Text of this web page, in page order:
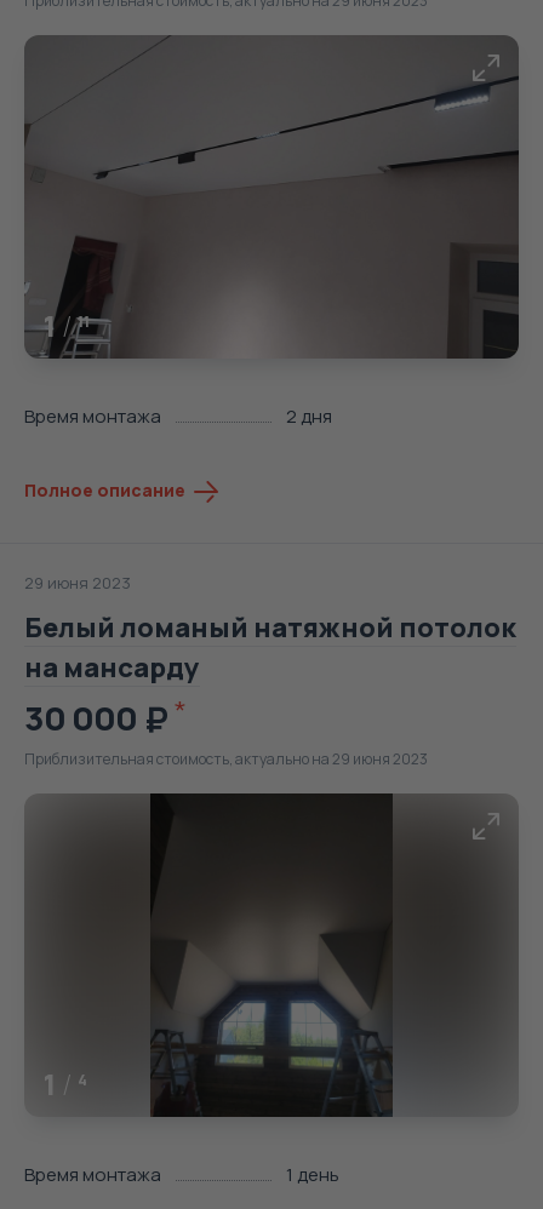
1/11
Время монтажа 2 дня
Полное описание
29 июня 2023
Белый ломаный натяжной потолок
на мансарду
30 000
Приблизительная стоимость, актуально на 29 июня 2023
1 / 4
Время монтажа
1 день